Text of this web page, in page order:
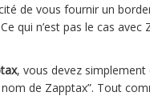
de vous fournir un
qui n’est pas le cas avec
, vous devez
nom de Zapptax”. Tout